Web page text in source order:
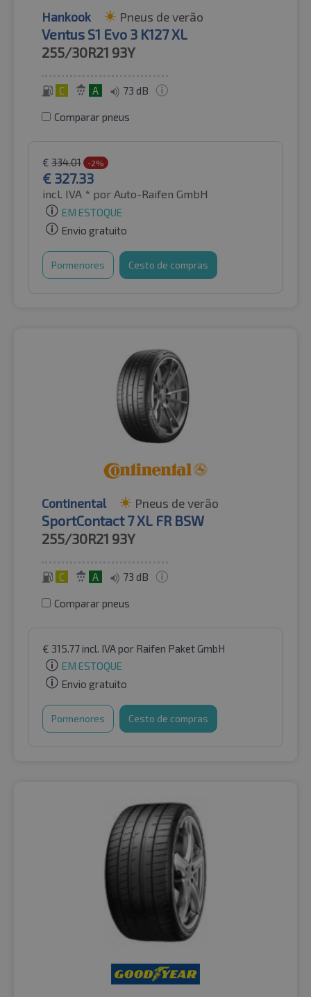
Hankook Pneus de verão
Ventus S1 Evo 3 K127 XL
255/30R21 93Y
C A 73 dB
Comparar pneus
€ 334.01 -2%
€ 327.33
incl. IVA * por Auto-Raifen GmbH
EM ESTOQUE
Envio gratuito
Pormenores Cesto de compras
Continental Pneus de verão
SportContact 7 XL FR BSW
255/30R21 93Y
C A 73 dB
Comparar pneus
€ 315.77incl. IVA por Raifen Paket GmbH
EM ESTOQUE
Envio gratuito
Pormenores Cesto de compras